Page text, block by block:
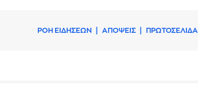
ΡΟΗ ΕΙΔΗΣΕΩΝ ΑΠΟΨΕΙΣ ΠΡΩΤΟΣΕΛΙΔΑ